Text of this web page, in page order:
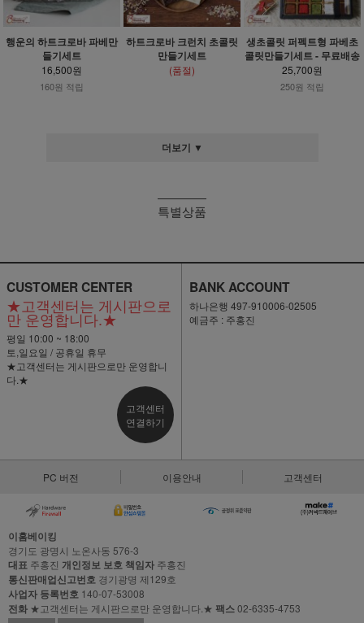
행운의 하트크로바 파베만
들기세트
16,500원
160원 적립
하트크로바 크런치 초콜릿
만들기세트
(품절)
생초콜릿 퍼펙트형 파베초
콜릿만들기세트 - 무료배송
25,700원
250원 적립
더보기 ▼
특별상품
CUSTOMER CENTER
★고객센터는 게시판으로
만 운영합니다.★
평일 10:00 ~ 18:00
토,일요일 / 공휴일 휴무
★고객센터는 게시판으로만 운영합니
다.★
고객센터
연결하기
BANK ACCOUNT
하나은행 497-910006-02505
예금주 : 주홍진
PC 버전 이용안내 고객센터
이홈베이킹
경기도 광명시 노온사동 576-3
대표 주홍진 개인정보 보호 책임자 주홍진
통신판매업신고번호 경기광명 제129호
사업자 등록번호 140-07-53008
전화 ★고객센터는 게시판으로만 운영합니다.★ 팩스02-6335-4753